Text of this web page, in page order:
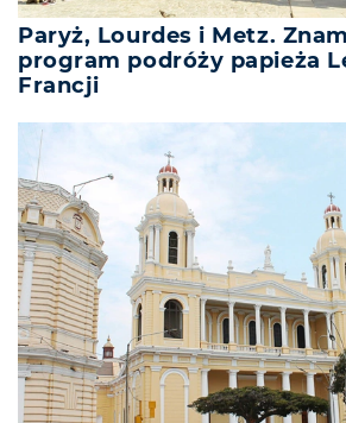
Paryż, Lourdes i Metz.
program podróży papieża
Francji